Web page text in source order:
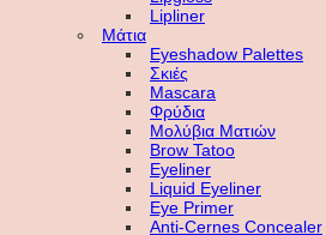
Lipliner
Μάτια
Eyeshadow Palettes
Σκιές
Mascara
Φρύδια
Μολύβια Ματιών
Brow Tatoo
Eyeliner
Liquid Eyeliner
Eye Primer
Anti-Cernes Concealer